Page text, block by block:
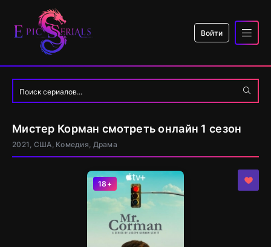
Войти
Мистер Корман смотреть онлайн 1 сезон
2021, США, Комедия, Драма
18+